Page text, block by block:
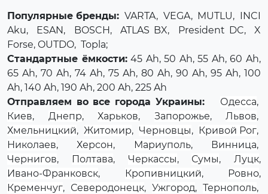
Популярные бренды: VARTA, VEGA, MUTLU, INCI
Aku, ESAN, BOSCH,ATLAS BX, President DC,X
Forse, OUTDO, Topla;
Стандартные ёмкости:45 Ah, 50 Ah, 55 Ah, 60 Ah,
65 Ah, 70 Ah, 74 Ah, 75 Ah, 80 Ah, 90 Ah, 95 Ah, 100
Ah, 140 Ah, 190 Ah, 200 Ah, 225 Ah
Отправляем во все города Украины:
Одесса,
Киев, Днепр, Харьков, Запорожье, Львов,
Хмельницкий, Житомир, Черновцы, Кривой Рог,
Николаев, Херсон, Мариуполь, Винница,
Чернигов, Полтава, Черкассы, Сумы, Луцк,
Ивано-Франковск, Кропивницкий, Ровно,
Кременчуг, Северодонецк, Ужгород, Тернополь,